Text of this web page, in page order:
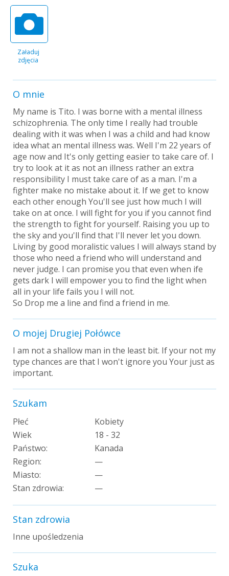
Załaduj
zdjęcia
O mnie
My name is Tito. I was borne with a mental illness
schizophrenia. The only time I really had trouble
dealing with it was when I was a child and had know
idea what an mental illness was. Well I'm 22 years of
age now and It's only getting easier to take care of. I
try to look at it as not an illness rather an extra
responsibility I must take care of as a man. I'm a
fighter make no mistake about it. If we get to know
each other enough You'll see just how much I will
take on at once. I will fight for you if you cannot find
the strength to fight for yourself. Raising you up to
the sky and you'll find that I'll never let you down.
Living by good moralistic values I will always stand by
those who need a friend who will understand and
never judge. I can promise you that even when ife
gets dark I will empower you to find the light when
all in your life fails you I will not.
So Drop me a line and find a friend in me.
O mojej Drugiej Połówce
I am not a shallow man in the least bit. If your not my
type chances are that I won't ignore you Your just as
important.
Szukam
Płeć
Kobiety
Wiek
18 - 32
Państwo:
Kanada
Region:
—
Miasto:
—
Stan zdrowia:
—
Stan zdrowia
Inne upośledzenia
Szuka